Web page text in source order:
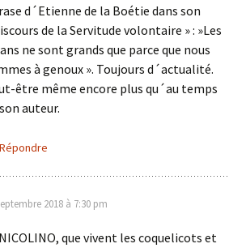
d´Etienne de la Boétie dans son
de la Servitude volontaire » : »Les
ne sont grands que parce que nous
à genoux ». Toujours d´actualité.
être même encore plus qu´au temps
auteur.
Répondre
2018 à 7:30 pm
que vivent les coquelicots et